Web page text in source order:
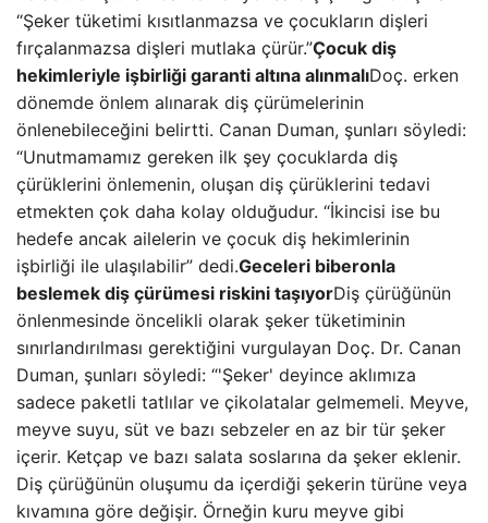
“Şeker tüketimi kısıtlanmazsa ve çocukların dişleri
fırçalanmazsa dişleri mutlaka çürür.”Çocuk diş
hekimleriyle işbirliği garanti altına alınmalıDoç. erken
dönemde önlem alınarak diş çürümelerinin
önlenebileceğini belirtti. Canan Duman, şunları söyledi:
“Unutmamamız gereken ilk şey çocuklarda diş
çürüklerini önlemenin, oluşan diş çürüklerini tedavi
etmekten çok daha kolay olduğudur. “İkincisi ise bu
hedefe ancak ailelerin ve çocuk diş hekimlerinin
işbirliği ile ulaşılabilir” dedi.Geceleri biberonla
beslemek diş çürümesi riskini taşıyorDiş çürüğünün
önlenmesinde öncelikli olarak şeker tüketiminin
sınırlandırılması gerektiğini vurgulayan Doç. Dr. Canan
Duman, şunları söyledi: “'Şeker' deyince aklımıza
sadece paketli tatlılar ve çikolatalar gelmemeli. Meyve,
meyve suyu, süt ve bazı sebzeler en az bir tür şeker
içerir. Ketçap ve bazı salata soslarına da şeker eklenir.
Diş çürüğünün oluşumu da içerdiği şekerin türüne veya
kıvamına göre değişir. Örneğin kuru meyve gibi